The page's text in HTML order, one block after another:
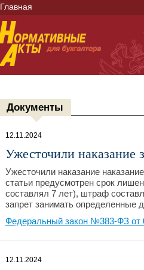
Главная
Документы
12.11.2024
Ужесточили наказание
Ужесточили наказание
статьи предусмотрен срок
составлял 7 лет), штраф
запрет занимать определенные
Федеральный закон №383-ФЗ от
12.11.2024